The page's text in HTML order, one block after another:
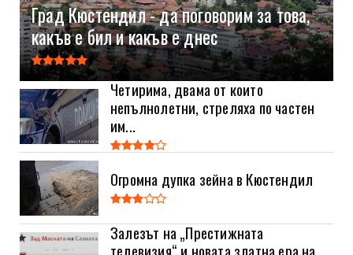
Град Кюстендил - да поговорим за това,
какъв е бил и какъв е днес
Четирима, двама от които
непълнолетни, стреляха по частен
им...
Огромна дупка зейна в Кюстендил
Залезът на „Престижната
телевизия“ и новата златна ера на